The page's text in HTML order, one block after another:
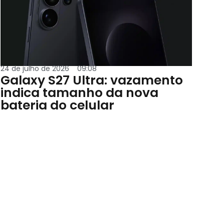
24 de julho de 2026 09:08
Galaxy S27 Ultra: vazamento
indica tamanho da nova
bateria do celular